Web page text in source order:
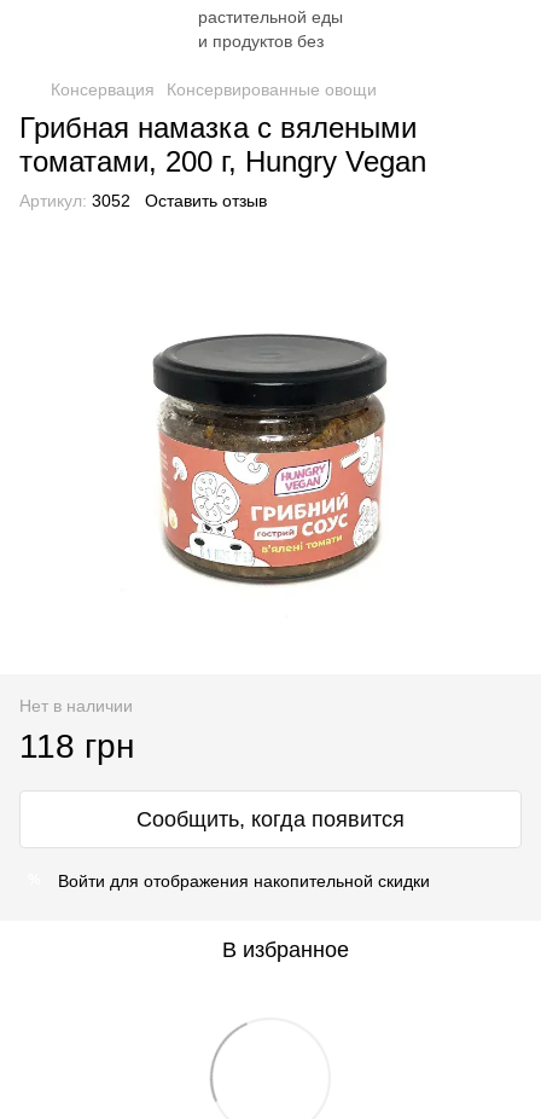
Консервация Консервированные овощи
Грибная намазка с вялеными
томатами, 200 г, Hungry Vegan
Артикул: 3052 Оставить отзыв
Нет в наличии
118 грн
Сообщить, когда появится
Войти для отображения накопительной скидки
В избранное